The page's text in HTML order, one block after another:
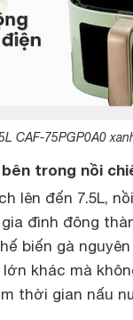
CAF-75PGP0A0
trong nồi
lên đến 7.5L,
đình đông
biến gà
khác mà
thời gian nấu